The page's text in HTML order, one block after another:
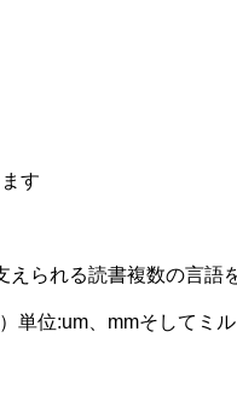
す
られる読書複数の言語
単位:um、mmそしてミル